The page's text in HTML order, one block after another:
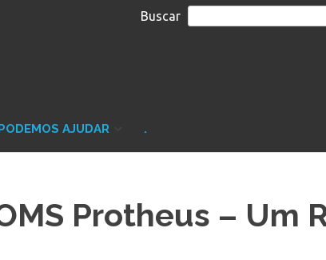
Buscar
AJUDAR .
Protheus – Um